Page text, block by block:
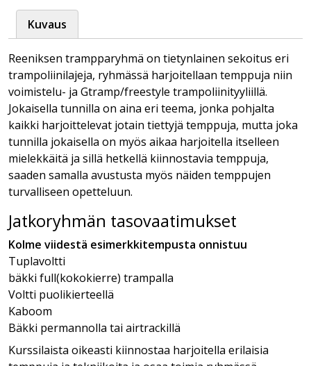
9-
12v
/
ma
klo
17-
18
/
Kevät
-25
määrä
Kuvaus
Reeniksen trampparyhmä on tietynlainen sekoitus eri
trampoliinilajeja, ryhmässä harjoitellaan temppuja niin
voimistelu- ja Gtramp/freestyle trampoliinityyliillä.
Jokaisella tunnilla on aina eri teema, jonka pohjalta
kaikki harjoittelevat jotain tiettyjä temppuja, mutta joka
tunnilla jokaisella on myös aikaa harjoitella itselleen
mielekkäitä ja sillä hetkellä kiinnostavia temppuja,
saaden samalla avustusta myös näiden temppujen
turvalliseen opetteluun.
Jatkoryhmän tasovaatimukset
Kolme viidestä esimerkkitempusta onnistuu
Tuplavoltti
bäkki full(kokokierre) trampalla
Voltti puolikierteellä
Kaboom
Bäkki permannolla tai airtrackillä
Kurssilaista oikeasti kiinnostaa harjoitella erilaisia